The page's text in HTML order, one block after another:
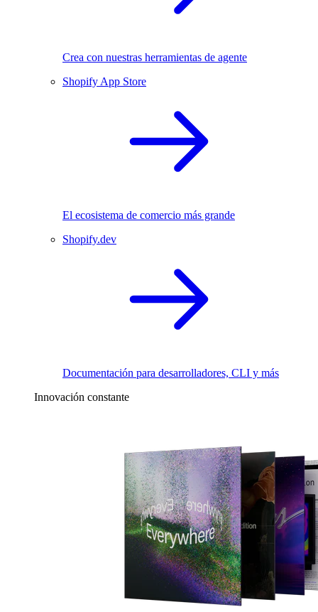
Crea con nuestras herramientas de agente
Shopify App Store
El ecosistema de comercio más grande
Shopify.dev
Documentación para desarrolladores, CLI y más
Innovación constante